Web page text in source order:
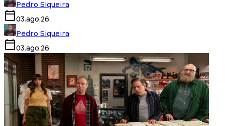
Pedro Siqueira
03.ago.26
Pedro Siqueira
03.ago.26